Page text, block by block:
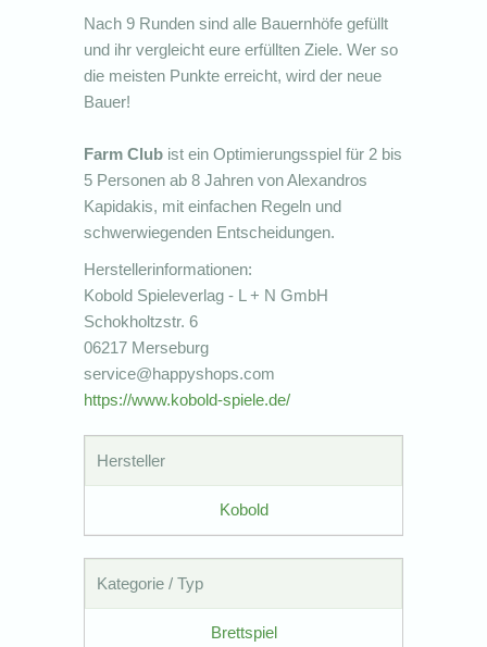
Nach 9 Runden sind alle Bauernhöfe gefüllt
und ihr vergleicht eure erfüllten Ziele. Wer so
die meisten Punkte erreicht, wird der neue
Bauer!
Farm Club ist ein Optimierungsspiel für 2 bis
5 Personen ab 8 Jahren von Alexandros
Kapidakis, mit einfachen Regeln und
schwerwiegenden Entscheidungen.
Herstellerinformationen:
Kobold Spieleverlag - L + N GmbH
Schokholtzstr. 6
06217 Merseburg
service@happyshops.com
https://www.kobold-spiele.de/
Hersteller
Kobold
Kategorie / Typ
Brettspiel